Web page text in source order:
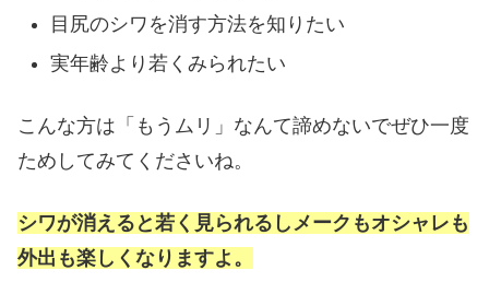
目尻のシワを消す方法を知りたい
実年齢より若くみられたい
こんな方は「もうムリ」なんて諦めないでぜひ一度
ためしてみてくださいね。
シワが消えると若く見られるしメークもオシャレも
外出も楽しくなりますよ。